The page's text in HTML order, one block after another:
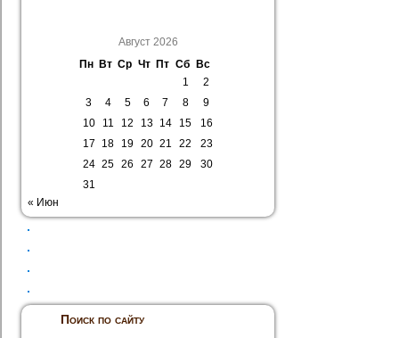
Август 2026
Пн
Вт Ср Чт Пт Сб
Вс
1
2
3
4 5 6 7 8
9
10
11 12 13 14 15
16
17
18 19 20 21 22
23
24 25 26 27 28 29
30
31
« Июн
Поиск по сайту